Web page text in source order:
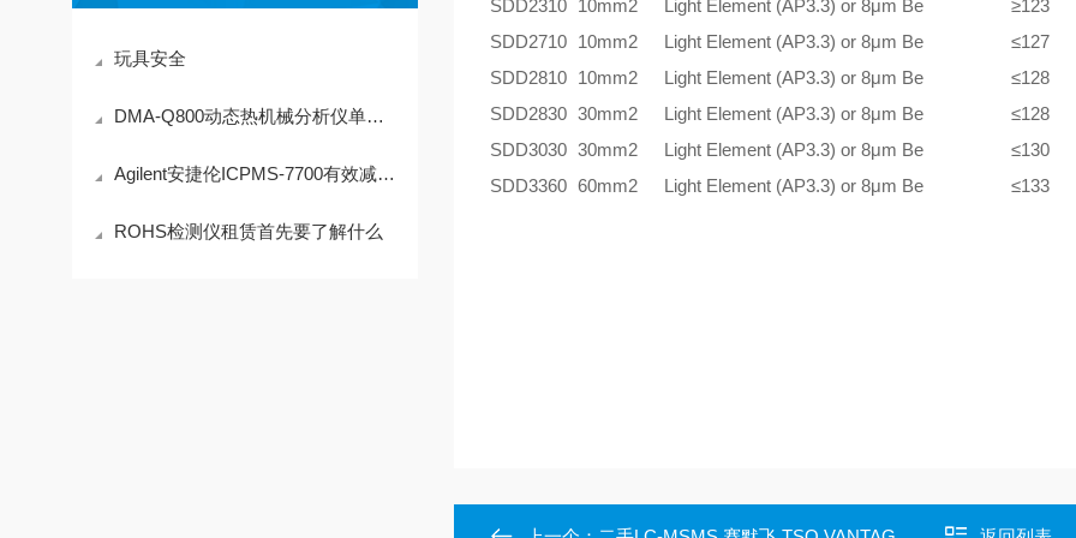
玩具安全
DMA-Q800动态热机械分析仪单双悬臂测试标准品PC值 注意事项
Agilent安捷伦ICPMS-7700有效减少背景干扰，提高分析精度
ROHS检测仪租赁首先要了解什么
SDD2310 10mm2 Light Element (AP3.3) or 8μm Be
≥123
SDD2710
10mm2 Light Element (AP3.3) or 8μm Be
≤127
SDD2810
10mm2 Light Element (AP3.3) or 8μm Be
≤128
SDD2830 30mm2 Light Element (AP3.3) or 8μm Be
≤128
SDD3030 30mm2 Light Element (AP3.3) or 8μm Be
≤130
SDD3360 60mm2 Light Element (AP3.3) or 8μm Be ≤133